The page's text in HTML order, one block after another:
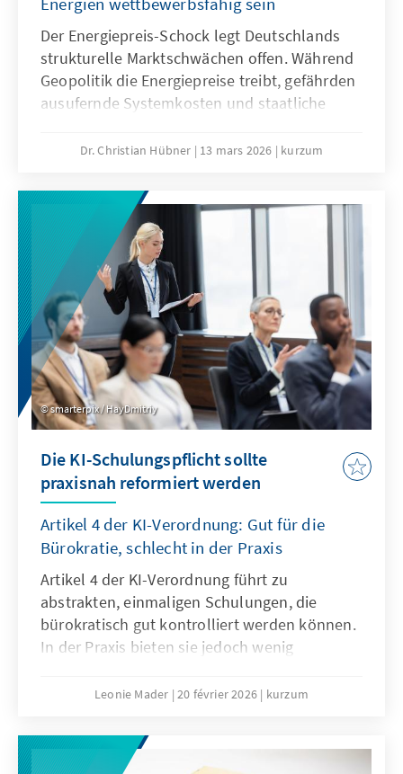
Der Energiepreis-Schock legt Deutschlands
strukturelle Marktschwächen offen. Während
Geopolitik die Energiepreise treibt, gefährden
ausufernde Systemkosten und staatliche
resiliente Energiewende wirkt dem entgegen
wettbewerbsfähig. So lässt sich unser
Industriestandort sichern und verhindert,
dass Klimaschutz durch den Verlust
wertvoller Wertschöpfung erkauft wird.
Dr. Christian Hübner 13 mars 2026 kurzum
smarterpix / HayDmitriy
Die KI-Schulungspflicht sollte
praxisnah reformiert werden
Artikel 4 der KI-Verordnung: Gut für die
Bürokratie, schlecht in der Praxis
Artikel 4 der KI-Verordnung führt zu
abstrakten, einmaligen Schulungen, die
bürokratisch gut kontrolliert werden können.
In der Praxis bieten sie jedoch wenig
agile, sektorale Lehr- und Lernangebote. Der
Omnibus modifiziert werden.
Leonie Mader 20 février 2026 kurzum